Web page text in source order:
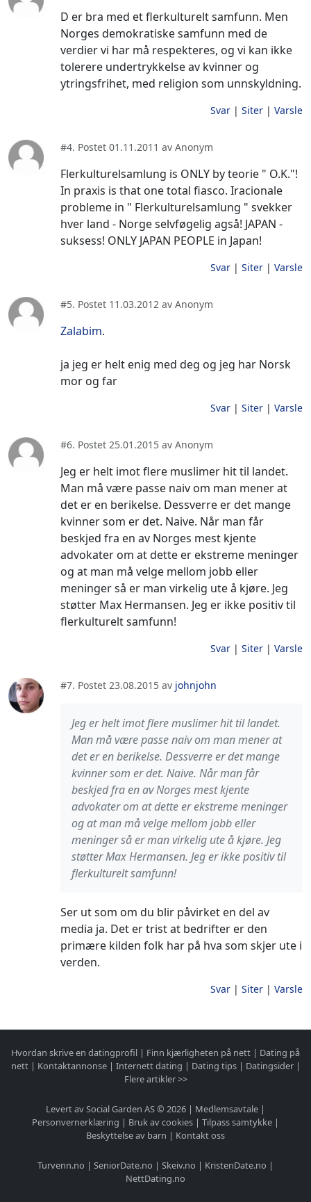
D er bra med et flerkulturelt samfunn. Men
Norges demokratiske samfunn med de
verdier vi har må respekteres, og vi kan ikke
tolerere undertrykkelse av kvinner og
ytringsfrihet, med religion som unnskyldning.
Svar| Siter| Varsle
#4. Postet 01.11.2011 av Anonym
Flerkulturelsamlung is ONLY by teorie " O.K."!
In praxis is that one total fiasco. Iracionale
probleme in " Flerkulturelsamlung " svekker
hver land - Norge selvføgelig agså! JAPAN -
suksess! ONLY JAPAN PEOPLE in Japan!
Svar| Siter| Varsle
#5. Postet 11.03.2012 av Anonym
Zalabim.
ja jeg er helt enig med deg og jeg har Norsk
mor og far
Svar| Siter| Varsle
#6. Postet 25.01.2015 av Anonym
Jeg er helt imot flere muslimer hit til landet.
Man må være passe naiv om man mener at
det er en berikelse. Dessverre er det mange
kvinner som er det. Naive. Når man får
beskjed fra en av Norges mest kjente
advokater om at dette er ekstreme meninger
og at man må velge mellom jobb eller
meninger så er man virkelig ute å kjøre. Jeg
støtter Max Hermansen. Jeg er ikke positiv til
flerkulturelt samfunn!
Svar| Siter| Varsle
#7. Postet 23.08.2015 av johnjohn
Jeg er helt imot flere muslimer hit til landet.
Man må være passe naiv om man mener at
det er en berikelse. Dessverre er det mange
kvinner som er det. Naive. Når man får
beskjed fra en av Norges mest kjente
advokater om at dette er ekstreme meninger
og at man må velge mellom jobb eller
meninger så er man virkelig ute å kjøre. Jeg
støtter Max Hermansen. Jeg er ikke positiv til
flerkulturelt samfunn!
Ser ut som om du blir påvirket en del av
media ja. Det er trist at bedrifter er den
primære kilden folk har på hva som skjer ute i
verden.
Svar| Siter| Varsle
Hvordan skrive en datingprofil | Finn kjærligheten på nett | Dating på
nett| Kontaktannonse| Internett dating | Dating tips| Datingsider|
Flere artikler >>
Levert av Social Garden AS © 2026 | Medlemsavtale |
Personvernerklæring | Bruk av cookies | Tilpass samtykke |
Beskyttelse av barn | Kontakt oss
Turvenn.no | SeniorDate.no | Skeiv.no | KristenDate.no |
NettDating.no